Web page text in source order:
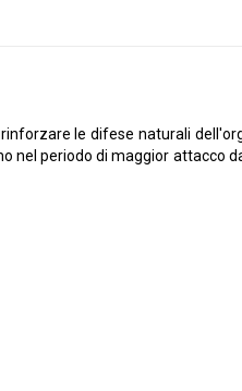
le difese naturali
nel periodo di maggior attacco